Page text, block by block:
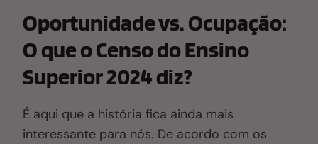
Oportunidade vs. Ocupação:
O que o Censo do Ensino
Superior 2024 diz?
É aqui que a história fica ainda mais
interessante para nós. De acordo com os